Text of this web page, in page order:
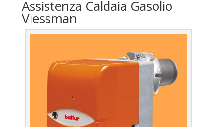
Assistenza Caldaia Gasolio
Viessman